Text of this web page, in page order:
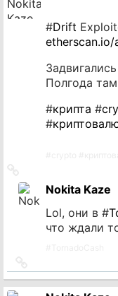
#Drift
Полгода
#крипта #
#
на
источникNokita Kaze
Lol, они в #
что ждали
на
источник